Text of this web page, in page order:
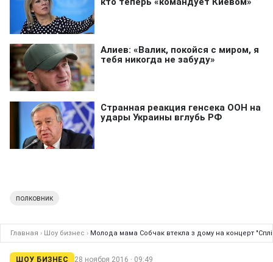
полковник
Главная › Шоу бизнес › Молода мама Собчак втекла з дому на концерт
ШОУ БИЗНЕС 28 ноября 2016 · 09:49